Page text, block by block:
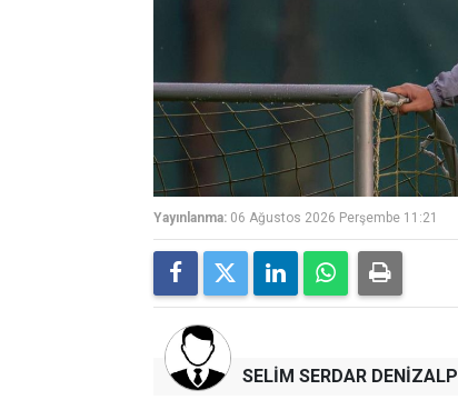
Yayınlanma: 06 Ağustos 2026 Perşembe 11:21
SELİM SERDAR DENİZALP